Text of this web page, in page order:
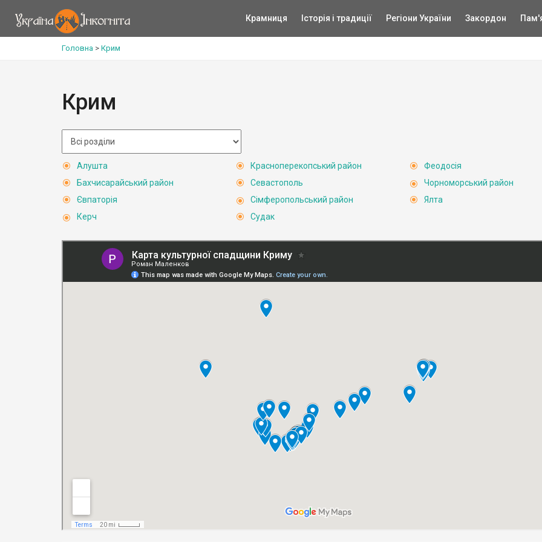
Крамниця Історія і традиції Регіони України Закордон
Головна > Крим
Крим
Алушта
Бахчисарайський район
Євпаторія
Керч
Красноперекопський район
Севастополь
Сімферопольський район
Судак
Феодосія
Чорноморський район
Ялта